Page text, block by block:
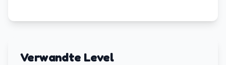
Verwandte Level